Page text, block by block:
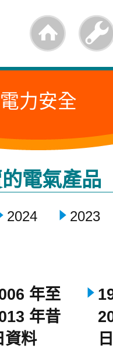
電力安全
電氣產品
2024 2023
年至
年昔
資料